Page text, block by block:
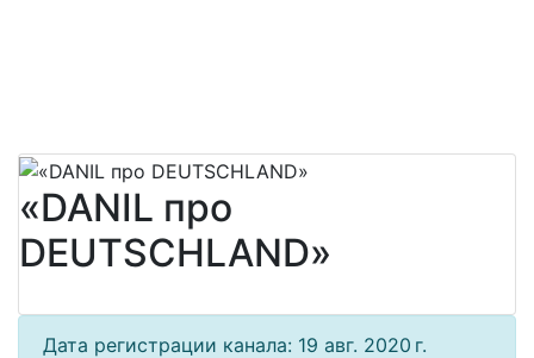
«DANIL про
DEUTSCHLAND»
Дата регистрации канала: 19 авг. 2020 г.